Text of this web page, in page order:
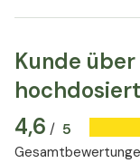
Kunde
hochdosiert
4,6 / 5